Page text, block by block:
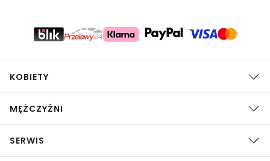
KOBIETY
MĘŻCZYŹNI
SERWIS